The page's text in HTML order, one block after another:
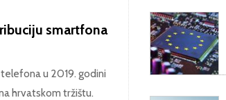
smartfona
u 2019. godini
hrvatskom tržištu.